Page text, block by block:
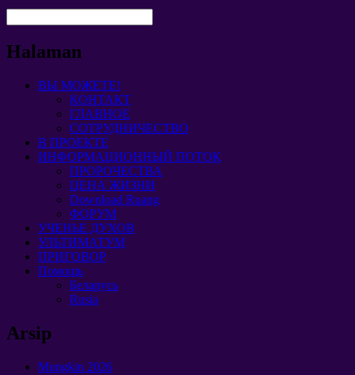
Halaman
ВЫ МОЖЕТЕ!
КОНТАКТ
ГЛАВНОЕ
СОТРУДНИЧЕСТВО
В ПРОЕКТЕ
ИНФОРМАЦИОННЫЙ ПОТОК
ПРОРОЧЕСТВА
ЦЕНА ЖИЗНИ
Download Ruang
ФОРУМ
УЧЕНЬЕ ДУХОВ
УЛЬТИМАТУМ
ПРИГОВОР
Помощь
Беларусь
Rusia
Arsip
Mungkin 2026